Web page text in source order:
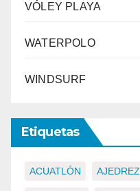
VÓLEY PLAYA
WATERPOLO
WINDSURF
Etiquetas
ACUATLÓN AJEDREZ